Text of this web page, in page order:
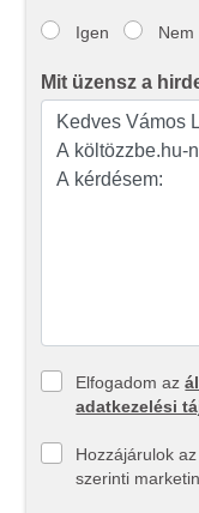
Igen Nem
Mit üzensz a
Elfogadom az
adatkezelési
Hozzájárulok
szerinti